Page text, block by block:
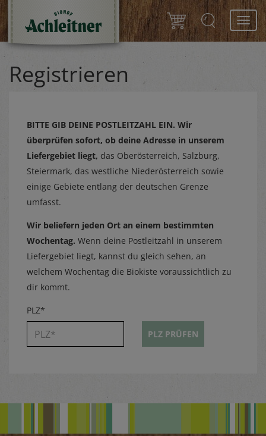
Registrieren
BITTE GIB DEINE POSTLEITZAHL EIN. Wir
überprüfen sofort, ob deine Adresse in unserem
Liefergebiet liegt, das Oberösterreich, Salzburg,
Steiermark, das westliche Niederösterreich sowie
einige Gebiete entlang der deutschen Grenze
umfasst.
Wir beliefern jeden Ort an einem bestimmten
Wochentag. Wenn deine Postleitzahl in unserem
Liefergebiet liegt, kannst du gleich sehen, an
welchem Wochentag die Biokiste voraussichtlich zu
dir kommt.
PLZ*
PLZ PRÜFEN